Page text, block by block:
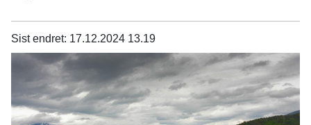
u
n
e
Sist endret 17.12.2024 13.19